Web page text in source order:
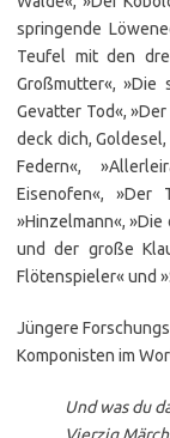
springende
Teufel mit den
Großmutter«, »Die
Gevatter Tod«,
deck dich,
Federn«,
Eisenofen«, »Der
»Hinzelmann«,
und der große
Flötenspieler« und
Jüngere
Komponisten im
Und was du